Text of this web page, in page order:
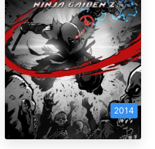
2014